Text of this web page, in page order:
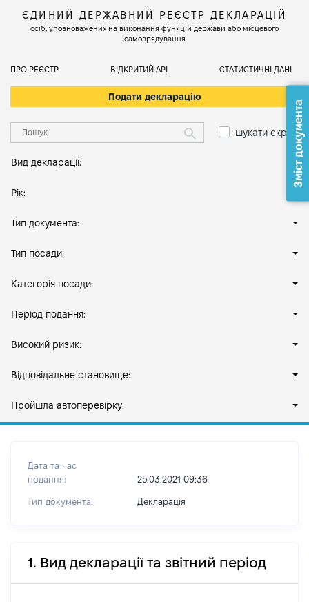
ЄДИНИЙ ДЕРЖАВНИЙ РЕЄСТР ДЕКЛАРАЦІЙ
осіб, уповноважених на виконання функцій держави або місцевого
самоврядування
ПРО РЕЄСТР ВІДКРИТИЙ АРІ СТАТИСТИЧНІ ДАНІ
Подати декларацію
шукати скрізь
Вид декларації:
Рік:
Тип документа:
Тип посади:
Категорія посади:
Період подання:
Високий ризик:
Відповідальне становище:
Пройшла автоперевірку:
Дата та час
подання:
25.03.2021 09:36
Тип документа: Декларація
1. Вид декларації та звітний період
Зміст документа